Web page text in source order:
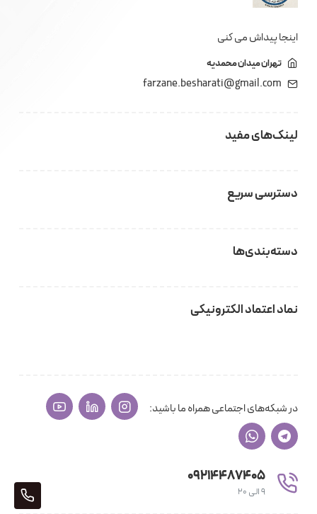
اینجا پیداش می کنی
تهران میدان محمدیه
farzane.besharati@gmail.com
لینک‌های مفید
دسترسی سریع
دسته‌بندی‌ها
نماد اعتماد الکترونیکی
در شبکه‌های اجتماعی همراه ما باشید:
09214487405
9 الی 20